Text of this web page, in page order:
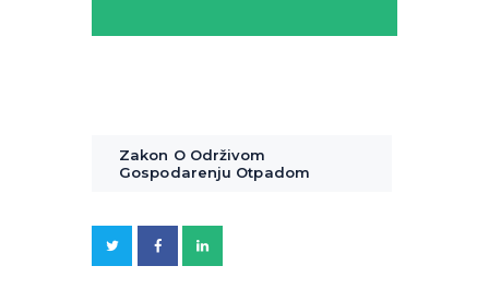
Zakon O Održivom
Gospodarenju Otpadom